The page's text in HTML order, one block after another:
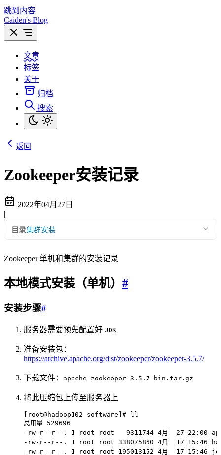
跳到内容
Caiden's Blog
文章
标签
关于
归档
搜索
返回
Zookeeper安装记录
2022年04月27日
|
目录集群安装
Zookeeper 单机和集群的安装记录
本地模式安装（单机） #
安装步骤#
服务器需要预先配置好 JDK
准备安装包：
https://archive.apache.org/dist/zookeeper/zookeeper-3.5.7/
下载文件： apache-zookeeper-3.5.7-bin.tar.gz
将此压缩包上传至服务器上
[root@hadoop102 software]# ll
总用量 529696
-rw-r--r--.
1 root root
   9311744
4月
  27
22:00
-rw-r--r--.
1 root root 338075860 4月
  17
15:46
-rw-r--r--.
1 root root 195013152 4月
  17
15:46